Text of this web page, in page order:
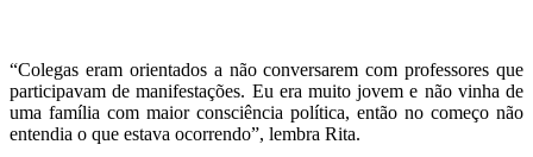
“Colegas eram orientados a não conversarem com professores que
participavam de manifestações. Eu era muito jovem e não vinha de
uma família com maior consciência política, então no começo não
entendia o que estava ocorrendo”, lembra Rita.